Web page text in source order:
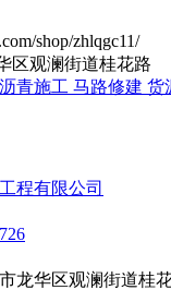
shop/zhlqgc11/
区观澜街道桂花路
青施工 马路修建 货
程有限公司
龙华区观澜街道桂